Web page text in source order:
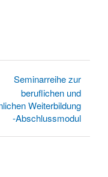
Seminarreihe zur
beruflichen und
Weiterbildung
-Abschlussmodul